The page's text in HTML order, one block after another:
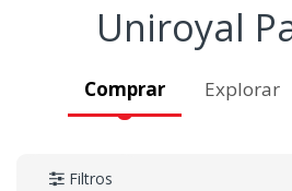
Uniroyal
Comprar Explorar
Filtros